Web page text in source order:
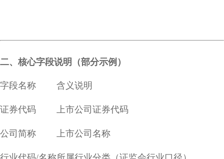
二、核心字段说明（部分示例）
字段名称 含义说明
证券代码 上市公司证券代码
公司简称 上市公司名称